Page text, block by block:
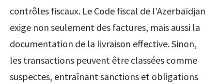
contrôles fiscaux. Le Code fiscal de l’Azerbaïdjan
exige non seulement des factures, mais aussi la
documentation de la livraison effective. Sinon,
les transactions peuvent être classées comme
suspectes, entraînant sanctions et obligations